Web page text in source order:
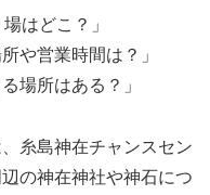
はどこ？」
や営業時間は？」
場所はある？」
糸島神在チャンスセン
の神在神社や神石につ